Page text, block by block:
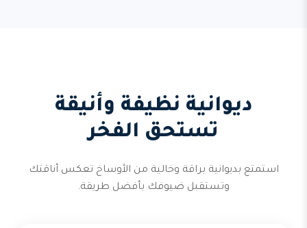
ديوانية نظيفة وأنيقة
تستحق الفخر
استمتع بديوانية براقة وخالية من الأوساخ تعكس أناقتك
وتستقبل ضيوفك بأفضل طريقة.